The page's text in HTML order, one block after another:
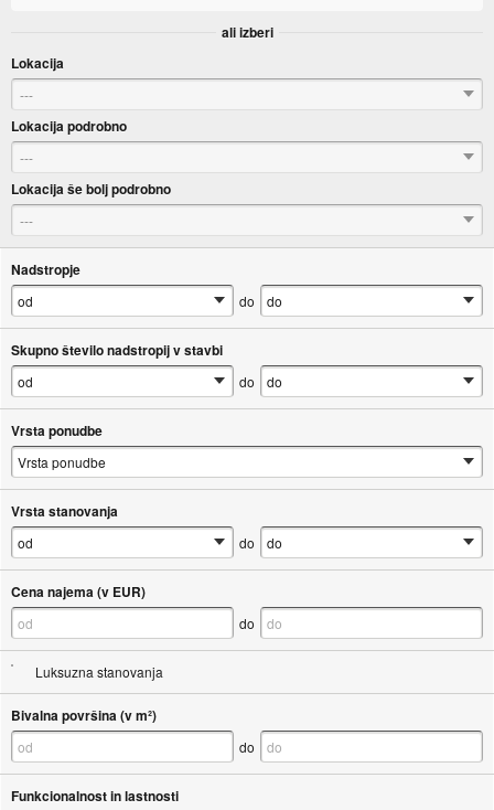
ali izberi
Lokacija
---
Lokacija podrobno
---
Lokacija še bolj podrobno
---
Nadstropje
do
Skupno število nadstropij v stavbi
do
Vrsta ponudbe
Vrsta stanovanja
do
Cena najema (v EUR)
do
Luksuzna stanovanja
Bivalna površina (v m²)
do
Funkcionalnost in lastnosti